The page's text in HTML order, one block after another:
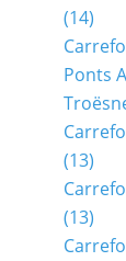
(14)
Ponts
(13)
(13)